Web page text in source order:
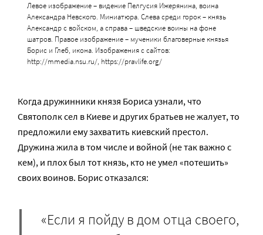
Левое изображение – видение Пелгусия Ижерянина, воина
Александра Невского. Миниатюра. Слева среди горок – князь
Александр с войском, а справа – шведские воины на фоне
шатров. Правое изображение – мученики благоверные князья
Борис и Глеб, икона. Изображения с сайтов:
http://mmedia.nsu.ru/, https://pravlife.org/
Когда дру­жин­ни­ки князя Бо­ри­са узнали, что
Святополк сел в Киеве и других братьев не жалует, то
предложили ему захватить киевский престол.
Дружина жила в том числе и войной (не так важно с
кем), и плох был тот князь, кто не умел «потешить»
своих воинов. Борис отказался:
«Если я пойду в дом отца своего,